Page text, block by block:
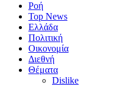
Ροή
Top News
Ελλάδα
Πολιτική
Οικονομία
Διεθνή
Θέματα
Dislike